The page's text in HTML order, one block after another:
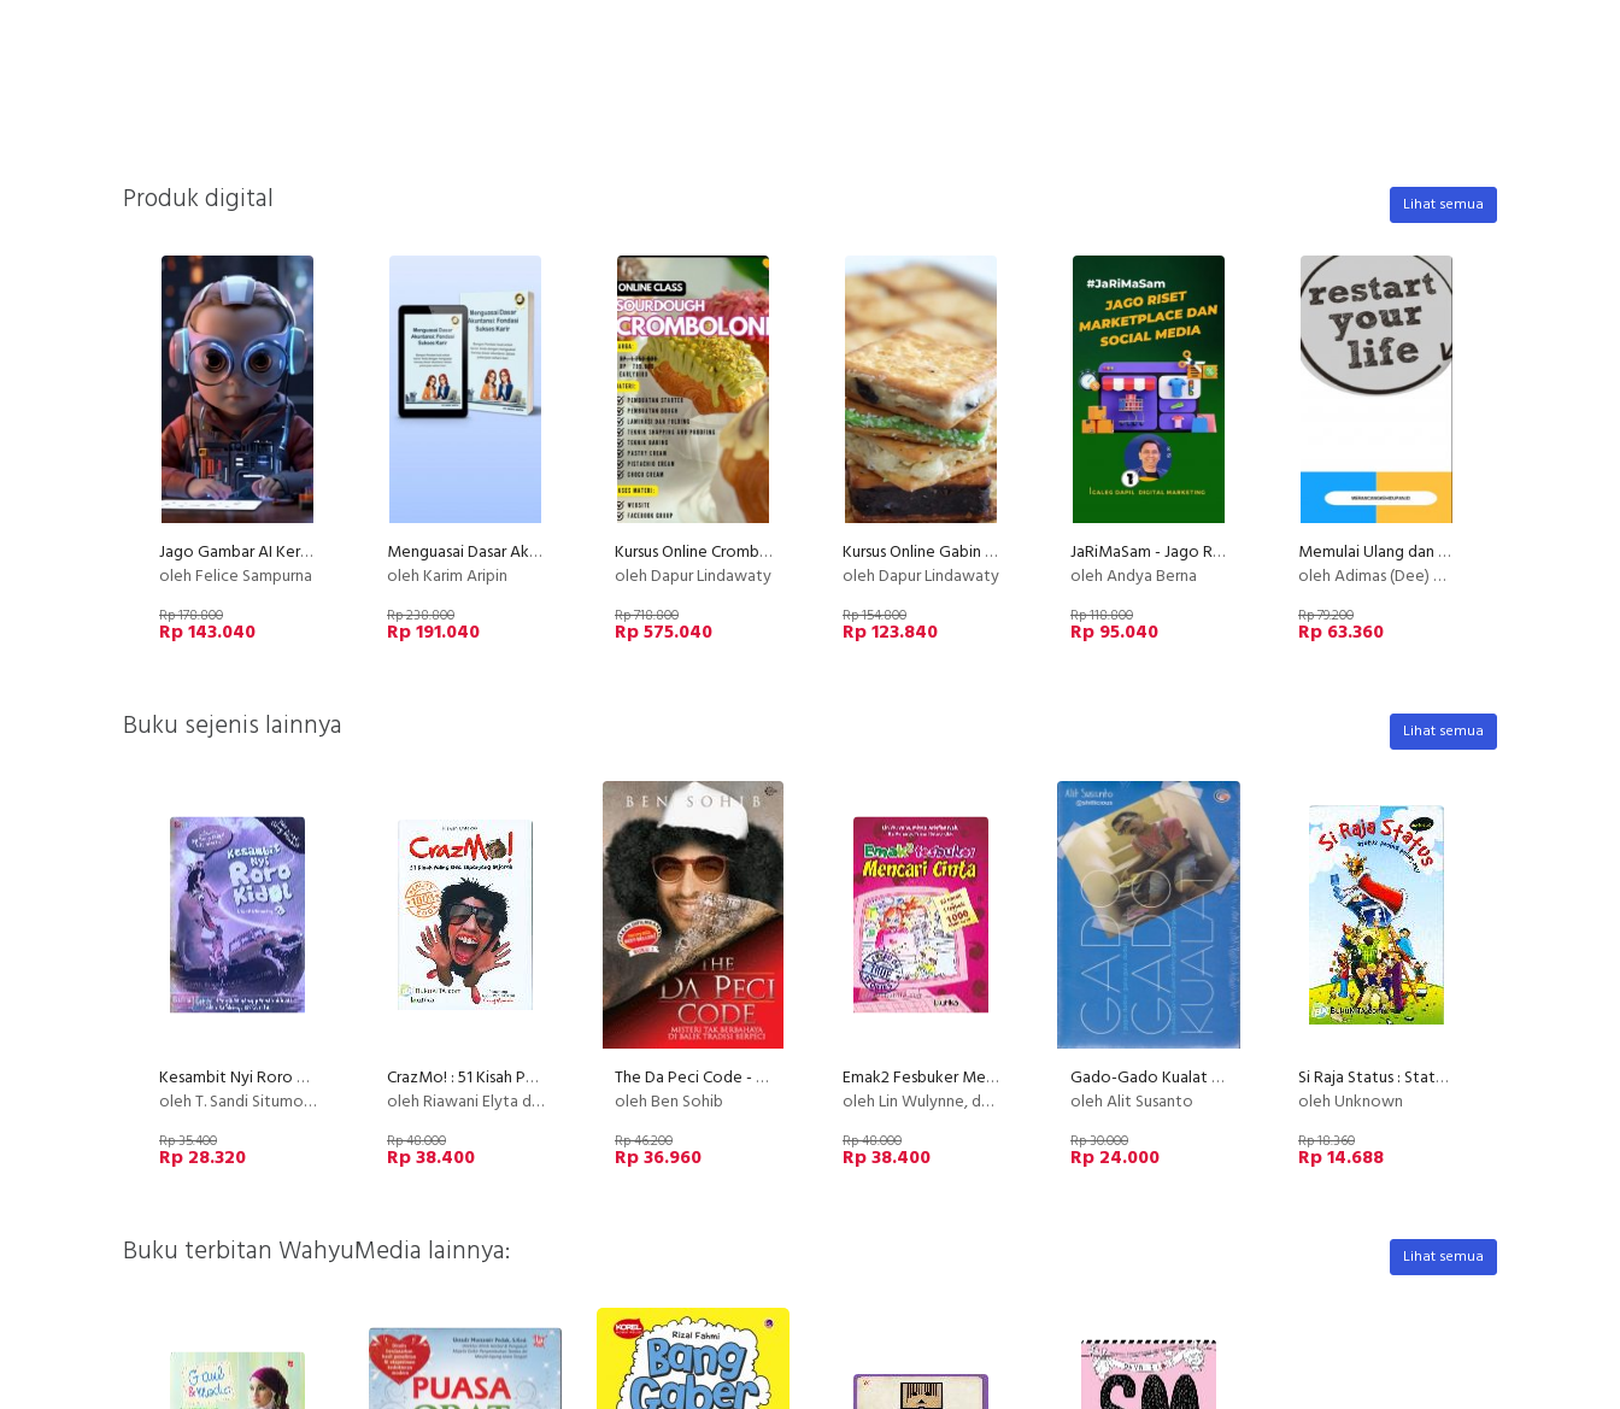
Produk digital Lihat semua
Jago Gambar AI Keren
oleh Felice Sampurna
Rp 178.800
Rp 143.040
Menguasai Dasar Akuntansi : Fondasi Sukses Karir
oleh Karim Aripin
Rp 238.800
Rp 191.040
Kursus Online Cromboloni PU
oleh Dapur Lindawaty
Rp 718.800
Rp 575.040
Kursus Online Gabin Fla Dapur Lindawaty PU
oleh Dapur Lindawaty
Rp 154.800
Rp 123.840
JaRiMaSam - Jago Riset Marketplace dan Social Media
oleh Andya Berna
Rp 118.800
Rp 95.040
Memulai Ulang dan Merancang Kembali Hidup Anda.
oleh Adimas (Dee) Wirajayanagara (Lesmana)
Rp 79.200
Rp 63.360
Buku sejenis lainnya Lihat semua
Kesambit Nyi Roro Kidal
oleh T. Sandi Situmorang
Rp 35.400
Rp 28.320
CrazMo! : 51 Kisah Paling Gila Sepanjang Sejarah
oleh Riawani Elyta dkk.
Rp 48.000
Rp 38.400
The Da Peci Code - Misteri Tak Berbahaya di Balik Tradisi Berpeci
oleh Ben Sohib
Rp 46.200
Rp 36.960
Emak2 Fesbuker Mencari Cinta
oleh Lin Wulynne, dkk.
Rp 48.000
Rp 38.400
Gado-Gado Kualat Minibook
oleh Alit Susanto
Rp 30.000
Rp 24.000
Si Raja Status : Status Pesbuk Paling Asoi
oleh Unknown
Rp 18.360
Rp 14.688
Buku terbitan WahyuMedia lainnya: Lihat semua